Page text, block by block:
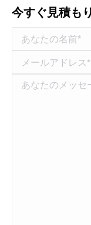
今すぐ見積も